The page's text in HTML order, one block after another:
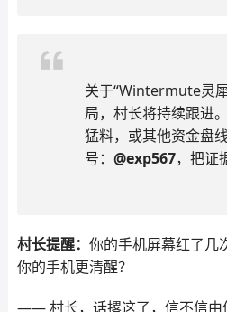
关于“Wintermute灵
局，村长将持续跟进
猛料，或其他资金盘
号： @exp567，把证
村长提醒： 你的手机屏幕红了几
你的手机更清醒？
—— 村长，话撂这了，信不信由